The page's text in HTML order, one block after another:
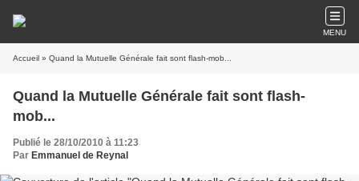
MENU
Accueil » Quand la Mutuelle Générale fait sont flash-mob...
Quand la Mutuelle Générale fait sont flash-
mob...
Publié le 28/10/2010 à 11:23
Par Emmanuel de Reynal